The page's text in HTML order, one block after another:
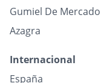
Gumiel De Mercado
Azagra
Internacional
España